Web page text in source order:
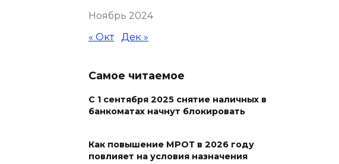
В Железнодорожном районе
Ростова-на-Дону на сутки
Полиция ищет вандалов,
«Освободителям Ростова»
Ноябрь 2024
« Окт Дек »
Самое читаемое
С 1 сентября 2025 снятие наличных в
банкоматах начнут блокировать
Как повышение МРОТ в 2026 году
повлияет на условия назначения